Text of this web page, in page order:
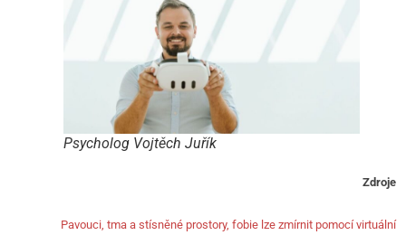
Psycholog Vojtěch Juřík
Zdroje
Pavouci, tma a stísněné prostory, fobie lze zmírnit pomocí virtuální